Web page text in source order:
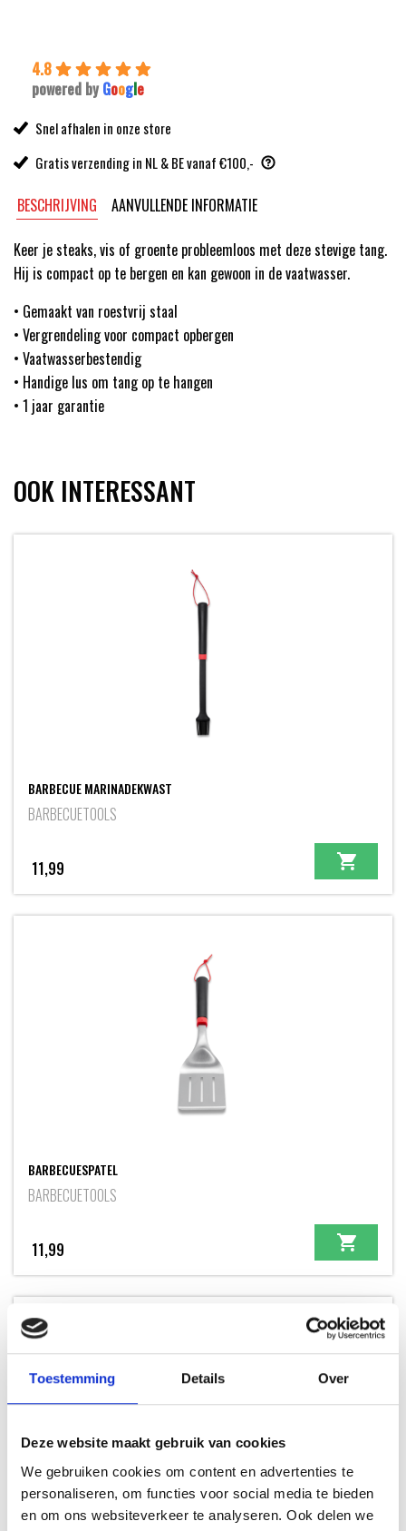
Toestemming Details Over
Deze website maakt gebruik van cookies
We gebruiken cookies om content en advertenties te
personaliseren, om functies voor social media te bieden
en om ons websiteverkeer te analyseren. Ook delen we
4.8
powered by Google
Snel afhalen in onze store
Gratis verzending in NL & BE vanaf €100,-
BESCHRIJVING AANVULLENDE INFORMATIE
Keer je steaks, vis of groente probleemloos met deze stevige tang.
Hij is compact op te bergen en kan gewoon in de vaatwasser.
• Gemaakt van roestvrij staal
• Vergrendeling voor compact opbergen
• Vaatwasserbestendig
• Handige lus om tang op te hangen
• 1 jaar garantie
OOK INTERESSANT
BARBECUE MARINADEKWAST
BARBECUETOOLS
11,99
BARBECUESPATEL
BARBECUETOOLS
11,99